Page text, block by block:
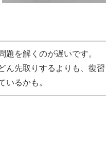
題を解くのが遅いです。
ん先取りするよりも、復
いるかも。